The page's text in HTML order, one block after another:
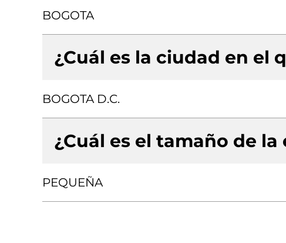
BOGOTA
¿Cuál es la ciudad en el
BOGOTA D.C.
¿Cuál es el tamaño de la
PEQUEÑA